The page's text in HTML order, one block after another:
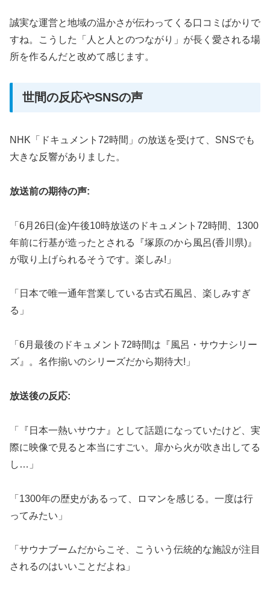
誠実な運営と地域の温かさが伝わってくる口コミばかりで
すね。こうした「人と人とのつながり」が長く愛される場
所を作るんだと改めて感じます。
世間の反応やSNSの声
NHK「ドキュメント72時間」の放送を受けて、SNSでも
大きな反響がありました。
放送前の期待の声:
「6月26日(金)午後10時放送のドキュメント72時間、1300
年前に行基が造ったとされる『塚原のから風呂(香川県)』
が取り上げられるそうです。楽しみ!」
「日本で唯一通年営業している古式石風呂、楽しみすぎ
る」
「6月最後のドキュメント72時間は『風呂・サウナシリー
ズ』。名作揃いのシリーズだから期待大!」
放送後の反応:
「『日本一熱いサウナ』として話題になっていたけど、実
際に映像で見ると本当にすごい。扉から火が吹き出してる
し…」
「1300年の歴史があるって、ロマンを感じる。一度は行
ってみたい」
「サウナブームだからこそ、こういう伝統的な施設が注目
されるのはいいことだよね」